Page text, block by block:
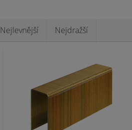
Nejlevnější Nejdražší